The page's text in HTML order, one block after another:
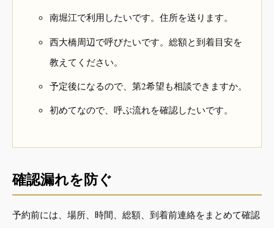
南堀江で利用したいです。住所を送ります。
西大橋周辺で呼びたいです。総額と到着目安を
教えてください。
予定後になるので、第2希望も相談できますか。
初めてなので、呼ぶ流れを確認したいです。
確認漏れを防ぐ
予約前には、場所、時間、総額、到着前連絡をまとめて確認